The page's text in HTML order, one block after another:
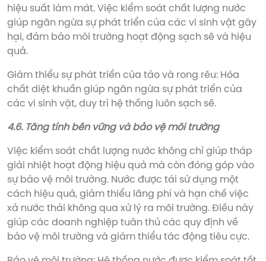
hiệu suất làm mát. Việc kiểm soát chất lượng nước
giúp ngăn ngừa sự phát triển của các vi sinh vật gây
hại, đảm bảo môi trường hoạt động sạch sẽ và hiệu
quả.
Giảm thiểu sự phát triển của tảo và rong rêu: Hóa
chất diệt khuẩn giúp ngăn ngừa sự phát triển của
các vi sinh vật, duy trì hệ thống luôn sạch sẽ.
4.6. Tăng tính bền vững và bảo vệ môi trường
Việc kiểm soát chất lượng nước không chỉ giúp tháp
giải nhiệt hoạt động hiệu quả mà còn đóng góp vào
sự bảo vệ môi trường. Nước được tái sử dụng một
cách hiệu quả, giảm thiểu lãng phí và hạn chế việc
xả nước thải không qua xử lý ra môi trường. Điều này
giúp các doanh nghiệp tuân thủ các quy định về
bảo vệ môi trường và giảm thiểu tác động tiêu cực.